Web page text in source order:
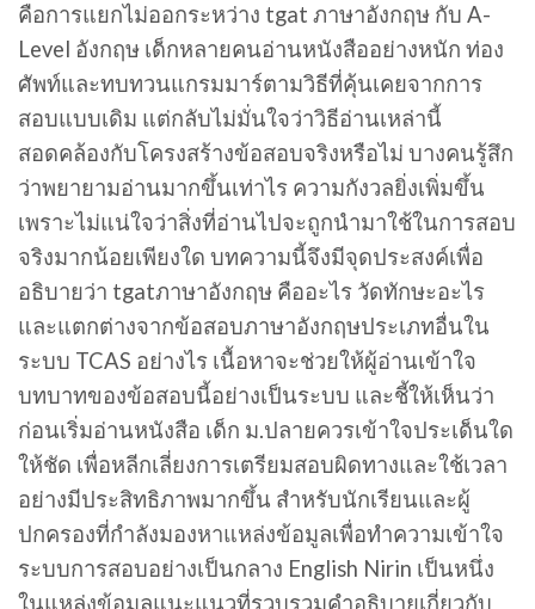
คือการแยกไม่ออกระหว่าง tgat ภาษาอังกฤษ กับ A-
Level อังกฤษ เด็กหลายคนอ่านหนังสืออย่างหนัก ท่อง
ศัพท์และทบทวนแกรมมาร์ตามวิธีที่คุ้นเคยจากการ
สอบแบบเดิม แต่กลับไม่มั่นใจว่าวิธีอ่านเหล่านี้
สอดคล้องกับโครงสร้างข้อสอบจริงหรือไม่ บางคนรู้สึก
ว่าพยายามอ่านมากขึ้นเท่าไร ความกังวลยิ่งเพิ่มขึ้น
เพราะไม่แน่ใจว่าสิ่งที่อ่านไปจะถูกนำมาใช้ในการสอบ
จริงมากน้อยเพียงใด บทความนี้จึงมีจุดประสงค์เพื่อ
อธิบายว่า tgatภาษาอังกฤษ คืออะไร วัดทักษะอะไร
และแตกต่างจากข้อสอบภาษาอังกฤษประเภทอื่นใน
ระบบ TCAS อย่างไร เนื้อหาจะช่วยให้ผู้อ่านเข้าใจ
บทบาทของข้อสอบนี้อย่างเป็นระบบ และชี้ให้เห็นว่า
ก่อนเริ่มอ่านหนังสือ เด็ก ม.ปลายควรเข้าใจประเด็นใด
ให้ชัด เพื่อหลีกเลี่ยงการเตรียมสอบผิดทางและใช้เวลา
อย่างมีประสิทธิภาพมากขึ้น สำหรับนักเรียนและผู้
ปกครองที่กำลังมองหาแหล่งข้อมูลเพื่อทำความเข้าใจ
ระบบการสอบอย่างเป็นกลาง English Nirin เป็นหนึ่ง
ในแหล่งข้อมูลแนะแนวที่รวบรวมคำอธิบายเกี่ยวกับ